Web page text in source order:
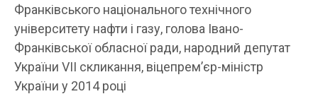
Франківського національного технічного
університету нафти і газу, голова Івано-
Франківської обласної ради, народний депутат
України VII скликання, віцепрем’єр-міністр
України у 2014 році